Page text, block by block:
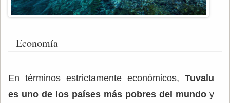
Economía
En términos estrictamente económicos, Tuvalu
es uno de los países más pobres del mundo y